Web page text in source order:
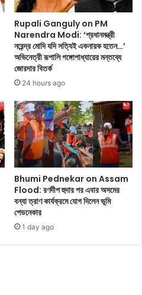
Rupali Ganguly on PM
Narendra Modi: ‘প্রধানমন্ত্রী
নরেন্দ্র মোদি যদি সত্যিই একনায়ক হতেন…’
অভিনেত্রী রূপালি গঙ্গোপাধ্যায়ের মন্তব্যে
জোরদার বিতর্ক
24 hours ago
Bhumi Pednekar on Assam
Flood: রণদীপ হুদার পর এবার অসমের
বন্যা ত্রাণ কার্যক্রমে যোগ দিলেন ভূমি
পেডনেকার
1 day ago